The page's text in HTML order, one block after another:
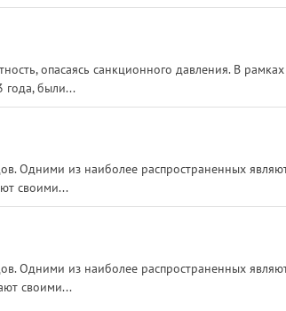
опасаясь санкционного давления. В рамках
года, были...
Одними из наиболее распространенных
своими...
Одними из наиболее распространенных
своими...